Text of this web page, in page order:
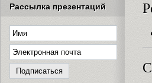
Рассылка презентаций